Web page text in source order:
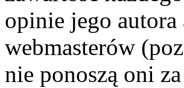
opinie jego
webmasterów
nie ponoszą oni